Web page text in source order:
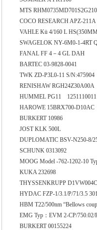
MTS
COCO RESEARCH APZ-
VAHLE Kü 4/160 L
SWAGELOK NY-6M0-1-4RT
FANAL FF 4－4 GL DAH
BARTEC 03-9828-0041
TWK ZD-P3L0-11 S/N:475904
RENISHAW RGH24Z30A00A
HUMMEL PG11
HAROWE 15BRX700-D10AC
BURKERT 10986
JOST KLK 500L
DUPLOMATIC BSV-N250-8/
SCHUNK 0313092
MOOG Model -762-1202-10
KUKA 232698
THYSSENKRUPP
HYDAC FZP-1/3.1/P/71/3.5
HBM T22/500nm “Bellows
EMG Typ：EVM 2-CP/
BURKERT 00155224